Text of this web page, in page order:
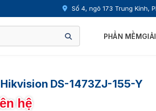
Số 4, ngõ 173 Trung Kính,
PHẦN MỀM
DS-1473ZJ-155-Y
hệ